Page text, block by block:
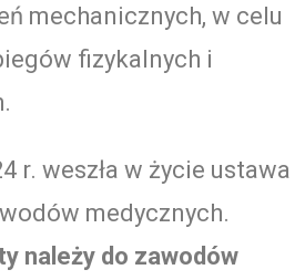
mechanicznych, w celu
fizykalnych i
r. weszła w życie ustawa
medycznych.
należy do zawodów